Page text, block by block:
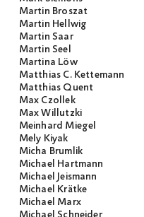
Martin Broszat
Martin Hellwig
Martin Saar
Martin Seel
Martina Löw
Matthias C. Kettemann
Matthias Quent
Max Czollek
Max Willutzki
Meinhard Miegel
Mely Kiyak
Micha Brumlik
Michael Hartmann
Michael Jeismann
Michael Krätke
Michael Marx